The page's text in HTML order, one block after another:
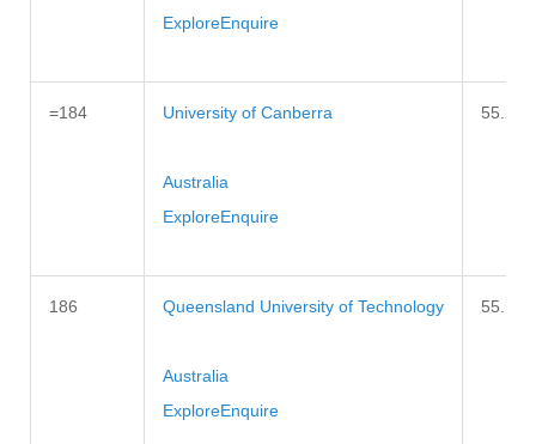
ExploreEnquire
=184 University of Canberra
Australia
ExploreEnquire
55.2
186 Queensland University of Technology
Australia
ExploreEnquire
55.1